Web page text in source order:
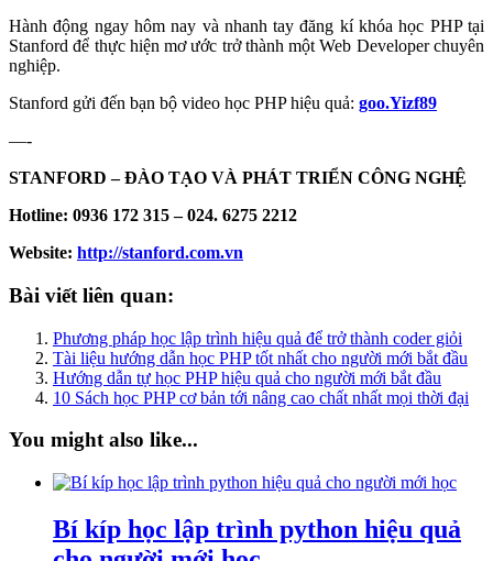
Hành động ngay hôm nay và nhanh tay đăng kí khóa học PHP tại
Stanford để thực hiện mơ ước trở thành một Web Developer chuyên
nghiệp.
Stanford gửi đến bạn bộ video học PHP hiệu quả: goo.Yizf89
—-
STANFORD – ĐÀO TẠO VÀ PHÁT TRIỂN CÔNG NGHỆ
Hotline: 0936 172 315 – 024. 6275 2212
Website: http://stanford.com.vn
Bài viết liên quan:
Phương pháp học lập trình hiệu quả để trở thành coder giỏi
Tài liệu hướng dẫn học PHP tốt nhất cho người mới bắt đầu
Hướng dẫn tự học PHP hiệu quả cho người mới bắt đầu
10 Sách học PHP cơ bản tới nâng cao chất nhất mọi thời đại
You might also like...
Bí kíp học lập trình python hiệu quả